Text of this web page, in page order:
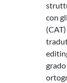
con